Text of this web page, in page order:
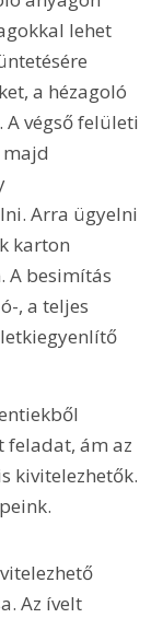
lehet
a hézagoló
A végső felületi
Arra ügyelni
karton
A besimítás
, a teljes
feladat, ám az
kivitelezhetők.
Az ívelt